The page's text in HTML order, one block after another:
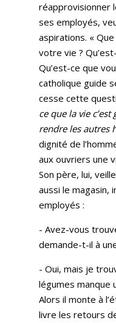
réapprovisionner
ses employés,
aspirations. «
votre vie ?
Qu’est-ce que
catholique guide
cesse cette
ce que la vie
rendre les autres
dignité de
aux ouvriers une
Son père, lui,
aussi le magasin,
employés :
- Avez-vous
demande-t-il à
- Oui, mais je
légumes manque
Alors il monte à
livre les retours